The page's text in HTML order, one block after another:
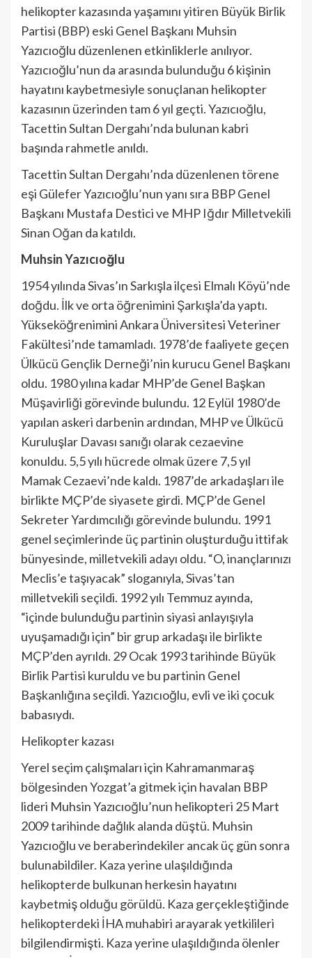
helikopter kazasında yaşamını yitiren Büyük Birlik
Partisi (BBP) eski Genel Başkanı Muhsin
Yazıcıoğlu düzenlenen etkinliklerle anılıyor.
Yazıcıoğlu’nun da arasında bulunduğu 6 kişinin
hayatını kaybetmesiyle sonuçlanan helikopter
kazasının üzerinden tam 6 yıl geçti. Yazıcıoğlu,
Tacettin Sultan Dergahı’nda bulunan kabri
başında rahmetle anıldı.
Tacettin Sultan Dergahı’nda düzenlenen törene
eşi Gülefer Yazıcıoğlu’nun yanı sıra BBP Genel
Başkanı Mustafa Destici ve MHP Iğdır Milletvekili
Sinan Oğan da katıldı.
Muhsin Yazıcıoğlu
1954 yılında Sivas’ın Sarkışla ilçesi Elmalı Köyü’nde
doğdu. İlk ve orta öğrenimini Şarkışla’da yaptı.
Yükseköğrenimini Ankara Üniversitesi Veteriner
Fakültesi’nde tamamladı. 1978’de faaliyete geçen
Ülkücü Gençlik Derneği’nin kurucu Genel Başkanı
oldu. 1980 yılına kadar MHP’de Genel Başkan
Müşavirliği görevinde bulundu. 12 Eylül 1980’de
yapılan askeri darbenin ardından, MHP ve Ülkücü
Kuruluşlar Davası sanığı olarak cezaevine
konuldu. 5,5 yılı hücrede olmak üzere 7,5 yıl
Mamak Cezaevi’nde kaldı. 1987’de arkadaşları ile
birlikte MÇP’de siyasete girdi. MÇP’de Genel
Sekreter Yardımcılığı görevinde bulundu. 1991
genel seçimlerinde üç partinin oluşturduğu ittifak
bünyesinde, milletvekili adayı oldu. “O, inançlarınızı
Meclis’e taşıyacak” sloganıyla, Sivas’tan
milletvekili seçildi. 1992 yılı Temmuz ayında,
“içinde bulunduğu partinin siyasi anlayışıyla
uyuşamadığı için” bir grup arkadaşı ile birlikte
MÇP’den ayrıldı. 29 Ocak 1993 tarihinde Büyük
Birlik Partisi kuruldu ve bu partinin Genel
Başkanlığına seçildi. Yazıcıoğlu, evli ve iki çocuk
babasıydı.
Helikopter kazası
Yerel seçim çalışmaları için Kahramanmaraş
bölgesinden Yozgat’a gitmek için havalan BBP
lideri Muhsin Yazıcıoğlu’nun helikopteri 25 Mart
2009 tarihinde dağlık alanda düştü. Muhsin
Yazıcıoğlu ve beraberindekiler ancak üç gün sonra
bulunabildiler. Kaza yerine ulaşıldığında
helikopterde bulkunan herkesin hayatını
kaybetmiş olduğu görüldü. Kaza gerçekleştiğinde
helikopterdeki İHA muhabiri arayarak yetkilileri
bilgilendirmişti. Kaza yerine ulaşıldığında ölenler